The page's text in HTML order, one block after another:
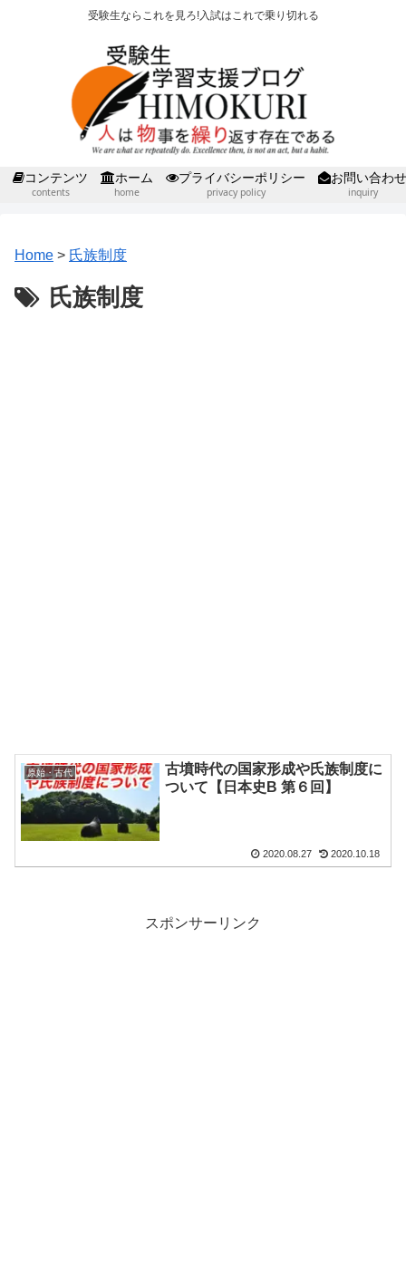
受験生ならこれを見ろ!入試はこれで乗り切れる
コンテンツ
contents
ホーム
home
プライバシーポリシー
privacy policy
お問い合わせ
inquiry
Home > 氏族制度
氏族制度
原始・古代
古墳時代の国家形成や氏族制度に
ついて【日本史B 第６回】
2020.08.27 2020.10.18
スポンサーリンク